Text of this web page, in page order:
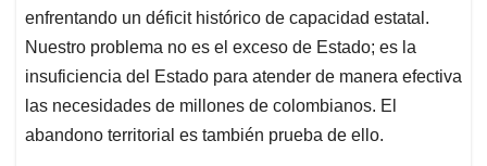
enfrentando un déficit histórico de capacidad estatal.
Nuestro problema no es el exceso de Estado; es la
insuficiencia del Estado para atender de manera efectiva
las necesidades de millones de colombianos. El
abandono territorial es también prueba de ello.